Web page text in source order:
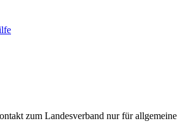
zum Landesverband nur für allgemeine